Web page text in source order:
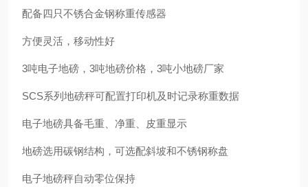
配备四只不锈合金钢称重传感器
方便灵活，移动性好
3吨电子地磅，3吨地磅价格，3吨小地磅厂家
SCS系列地磅秤可配置打印机及时记录称重数据
电子地磅具备毛重、净重、皮重显示
地磅选用碳钢结构，可选配斜坡和不锈钢称盘
电子地磅秤自动零位保持